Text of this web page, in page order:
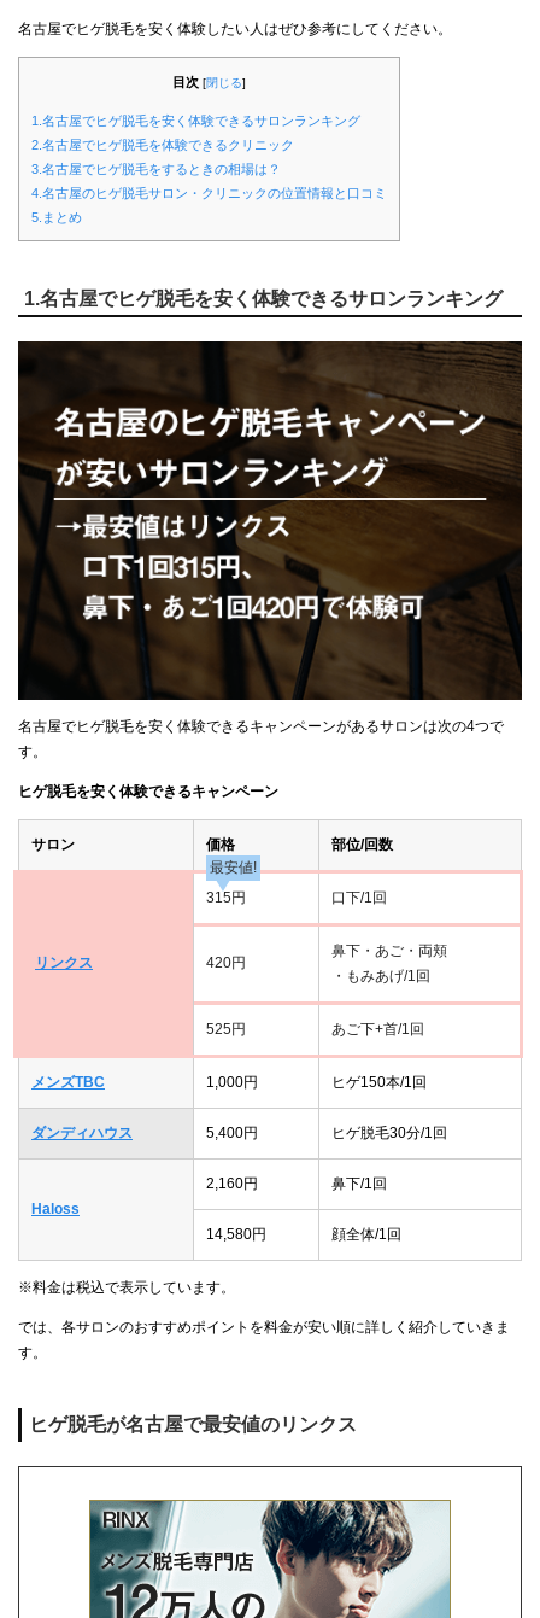
名古屋でヒゲ脱毛を安く体験したい人はぜひ参考にしてください。
目次 [閉じる]
1.名古屋でヒゲ脱毛を安く体験できるサロンランキング
2.名古屋でヒゲ脱毛を体験できるクリニック
3.名古屋でヒゲ脱毛をするときの相場は？
4.名古屋のヒゲ脱毛サロン・クリニックの位置情報と口コミ
5.まとめ
1.名古屋でヒゲ脱毛を安く体験できるサロンランキング
名古屋でヒゲ脱毛を安く体験できるキャンペーンがあるサロンは次の4つで
す。
ヒゲ脱毛を安く体験できるキャンペーン
サロン 価格 部位/回数
リンクス
最安値!
315円
口下/1回
420円
鼻下・あご・両頬
・もみあげ/1回
525円 あご下+首/1回
メンズTBC 1,000円 ヒゲ150本/1回
ダンディハウス 5,400円 ヒゲ脱毛30分/1回
Haloss
2,160円 鼻下/1回
14,580円 顔全体/1回
※料金は税込で表示しています。
では、各サロンのおすすめポイントを料金が安い順に詳しく紹介していきま
す。
ヒゲ脱毛が名古屋で最安値のリンクス